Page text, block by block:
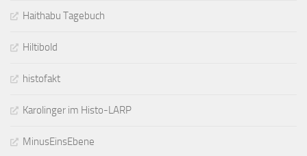
Haithabu Tagebuch
Hiltibold
histofakt
Karolinger im Histo-LARP
MinusEinsEbene